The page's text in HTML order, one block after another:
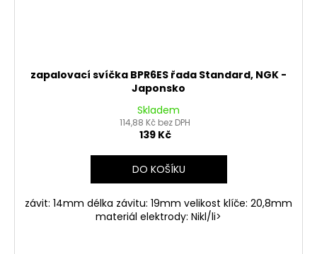
zapalovací svíčka BPR6ES řada Standard, NGK -
Japonsko
Skladem
114,88 Kč bez DPH
139 Kč
DO KOŠÍKU
závit: 14mm délka závitu: 19mm velikost klíče: 20,8mm
materiál elektrody: Nikl/li>